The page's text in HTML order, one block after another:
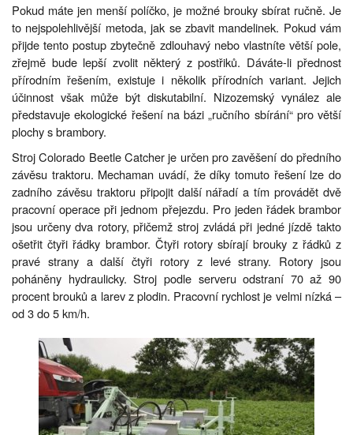
Pokud máte jen menší políčko, je možné brouky sbírat ručně. Je
to nejspolehlivější metoda, jak se zbavit mandelinek. Pokud vám
přijde tento postup zbytečně zdlouhavý nebo vlastníte větší pole,
zřejmě bude lepší zvolit některý z postřiků. Dáváte-li přednost
přírodním řešením, existuje i několik přírodních variant. Jejich
účinnost však může být diskutabilní. Nizozemský vynález ale
představuje ekologické řešení na bázi „ručního sbírání“ pro větší
plochy s brambory.
Stroj Colorado Beetle Catcher je určen pro zavěšení do předního
závěsu traktoru. Mechaman uvádí, že díky tomuto řešení lze do
zadního závěsu traktoru připojit další nářadí a tím provádět dvě
pracovní operace při jednom přejezdu. Pro jeden řádek brambor
jsou určeny dva rotory, přičemž stroj zvládá při jedné jízdě takto
ošetřit čtyři řádky brambor. Čtyři rotory sbírají brouky z řádků z
pravé strany a další čtyři rotory z levé strany. Rotory jsou
poháněny hydraulicky. Stroj podle serveru odstraní 70 až 90
procent brouků a larev z plodin. Pracovní rychlost je velmi nízká –
od 3 do 5 km/h.